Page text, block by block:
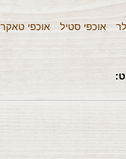
אוכפי סטיל אוכפי טאקר
: